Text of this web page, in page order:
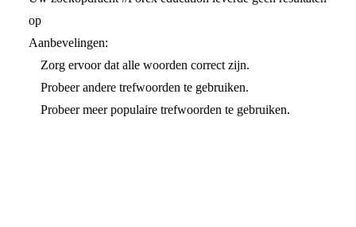
op
Aanbevelingen:
Zorg ervoor dat alle woorden correct zijn.
Probeer andere trefwoorden te gebruiken.
Probeer meer populaire trefwoorden te gebruiken.